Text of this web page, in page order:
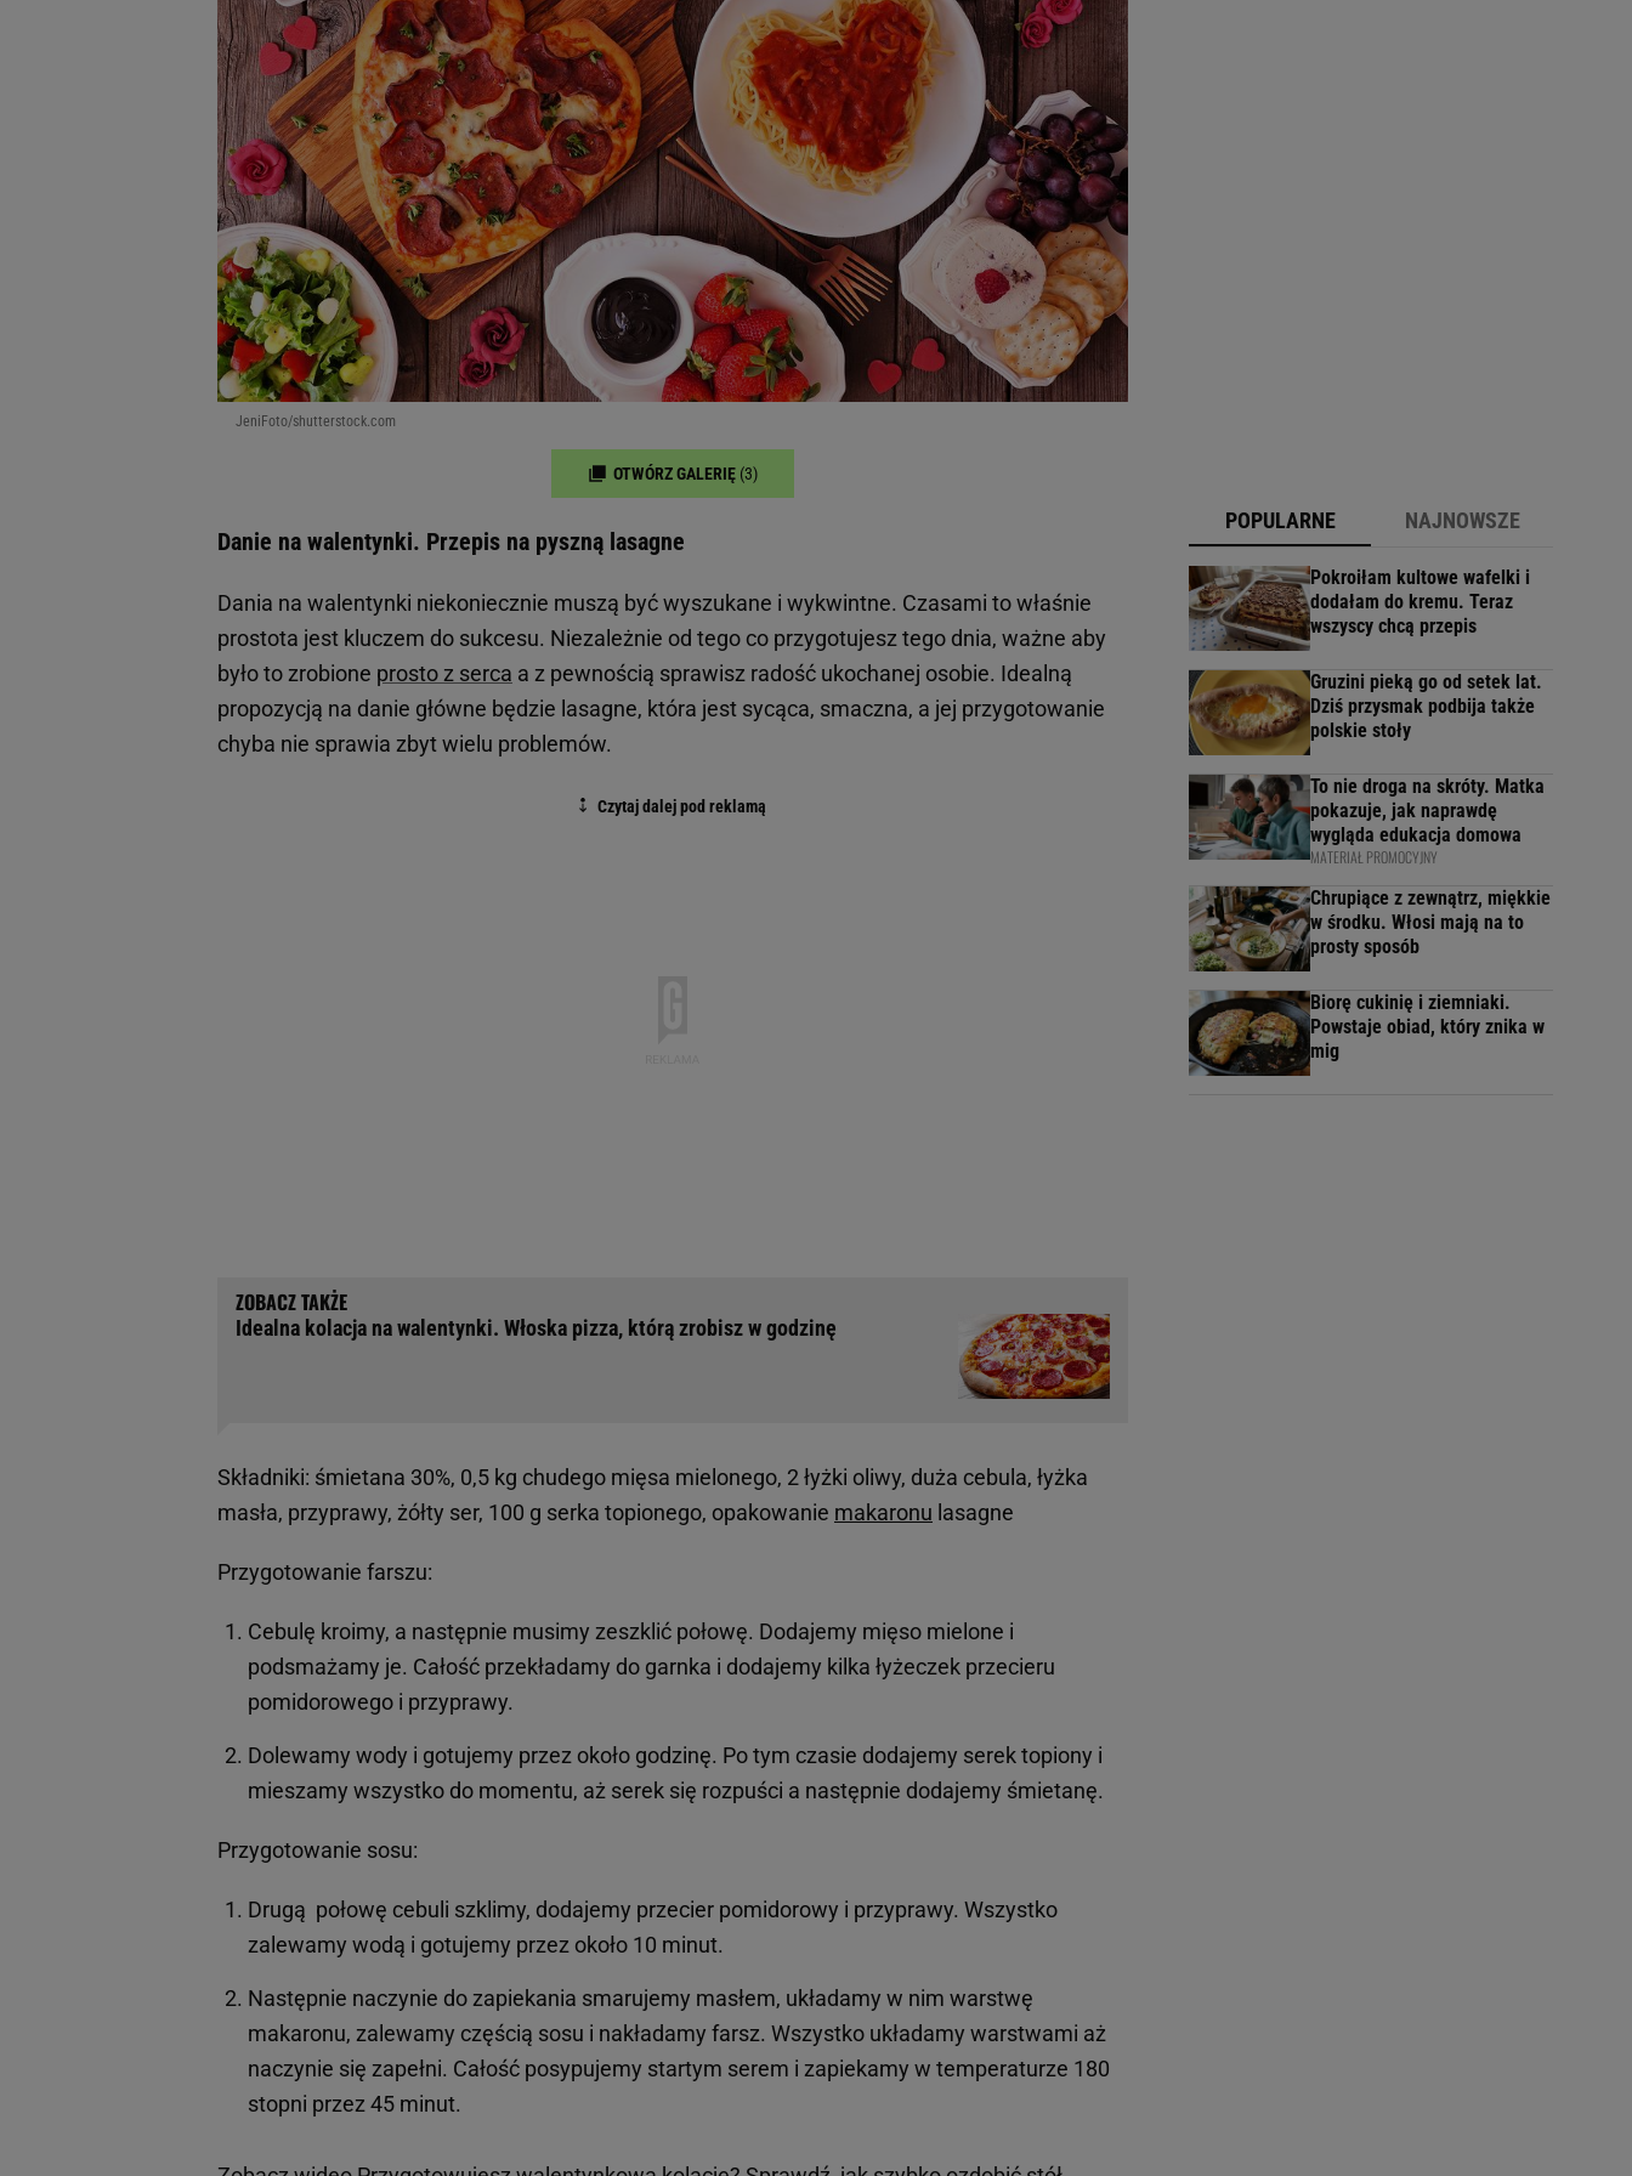
JeniFoto/shutterstock.com
OTWÓRZ GALERIĘ (3)
Danie na walentynki. Przepis na pyszną lasagne
Dania na walentynki niekoniecznie muszą być wyszukane i wykwintne. Czasami to właśnie
prostota jest kluczem do sukcesu. Niezależnie od tego co przygotujesz tego dnia, ważne aby
było to zrobione prosto z serca a z pewnością sprawisz radość ukochanej osobie. Idealną
propozycją na danie główne będzie lasagne, która jest sycąca, smaczna, a jej przygotowanie
chyba nie sprawia zbyt wielu problemów.
Idealna kolacja na walentynki. Włoska pizza, którą zrobisz w godzinę
Składniki: śmietana 30%, 0,5 kg chudego mięsa mielonego, 2 łyżki oliwy, duża cebula, łyżka
masła, przyprawy, żółty ser, 100 g serka topionego, opakowanie makaronu lasagne
Przygotowanie farszu:
Cebulę kroimy, a następnie musimy zeszklić połowę. Dodajemy mięso mielone i
podsmażamy je. Całość przekładamy do garnka i dodajemy kilka łyżeczek przecieru
pomidorowego i przyprawy.
Dolewamy wody i gotujemy przez około godzinę. Po tym czasie dodajemy serek topiony i
mieszamy wszystko do momentu, aż serek się rozpuści a następnie dodajemy śmietanę.
Przygotowanie sosu:
Drugą połowę cebuli szklimy, dodajemy przecier pomidorowy i przyprawy. Wszystko
zalewamy wodą i gotujemy przez około 10 minut.
Następnie naczynie do zapiekania smarujemy masłem, układamy w nim warstwę
makaronu, zalewamy częścią sosu i nakładamy farsz. Wszystko układamy warstwami aż
naczynie się zapełni. Całość posypujemy startym serem i zapiekamy w temperaturze 180
stopni przez 45 minut.
POPULARNE NAJNOWSZE
Pokroiłam kultowe wafelki i
dodałam do kremu. Teraz
wszyscy chcą przepis
Gruzini pieką go od setek lat.
Dziś przysmak podbija także
polskie stoły
To nie droga na skróty. Matka
pokazuje, jak naprawdę
wygląda edukacja domowa
MATERIAŁ PROMOCYJNY
Chrupiące z zewnątrz, miękkie
w środku. Włosi mają na to
prosty sposób
Biorę cukinię i ziemniaki.
Powstaje obiad, który znika w
mig